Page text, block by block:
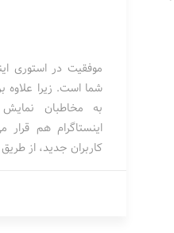
موفقیت در استوری
به مخاطبان
اینستاگرام هم
کاربران جدید، از